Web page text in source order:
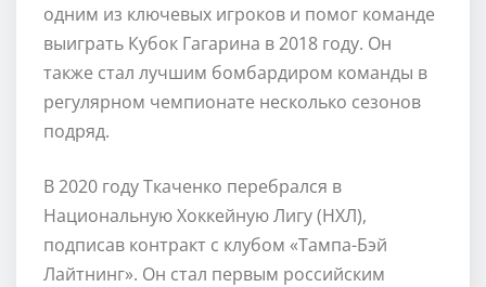
одним из ключевых игроков и помог команде
выиграть Кубок Гагарина в 2018 году. Он
также стал лучшим бомбардиром команды в
регулярном чемпионате несколько сезонов
подряд.
В 2020 году Ткаченко перебрался в
Национальную Хоккейную Лигу (НХЛ),
подписав контракт с клубом «Тампа-Бэй
Лайтнинг». Он стал первым российским